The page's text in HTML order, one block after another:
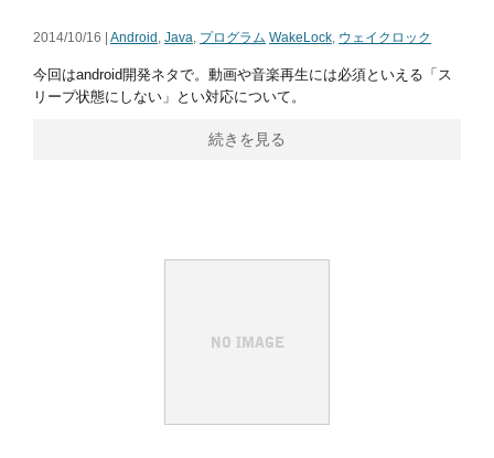
2014/10/16 | Android , Java, プログラム WakeLock, ウェイクロック
今回はandroid開発ネタで。動画や音楽再生には必須といえる「ス
リープ状態にしない」とい対応について。
続きを見る